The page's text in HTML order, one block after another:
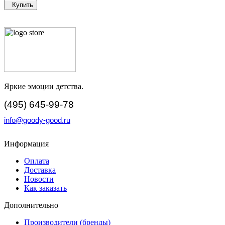
Купить
Яркие эмоции детства.
(495) 645-99-78
info@goody-good.ru
Информация
Оплата
Доставка
Новости
Как заказать
Дополнительно
Производители (бренды)